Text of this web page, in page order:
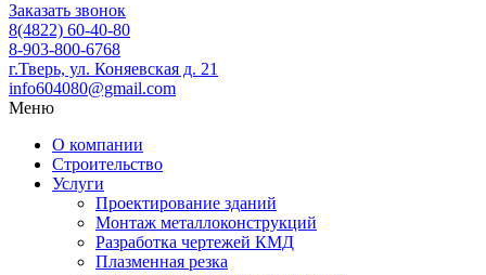
Заказать звонок
8(4822) 60-40-80
8-903-800-6768
г.Тверь, ул. Коняевская д. 21
info604080@gmail.com
Меню
О компании
Строительство
Услуги
Проектирование зданий
Монтаж металлоконструкций
Разработка чертежей КМД
Плазменная резка